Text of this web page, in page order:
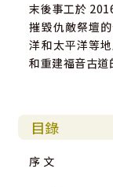
末後事工於
摧毀仇敵祭壇
洋和太平洋等
和重建福音古道
目錄
序 文